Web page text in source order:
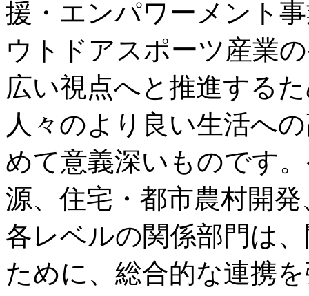
援・エンパワーメント
ウトドアスポーツ産業
広い視点へと推進する
人々のより良い生活へ
めて意義深いものです
源、住宅・都市農村開
各レベルの関係部門は
ために、総合的な連携